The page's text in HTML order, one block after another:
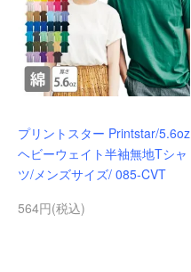
プリントスター Printstar/5.6oz
ヘビーウェイト半袖無地Tシャ
ツ/メンズサイズ/ 085-CVT
564円(税込)